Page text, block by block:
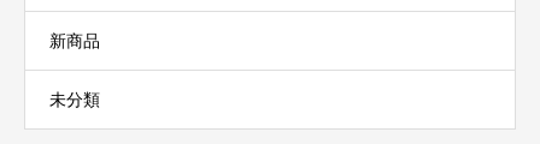
新商品
未分類